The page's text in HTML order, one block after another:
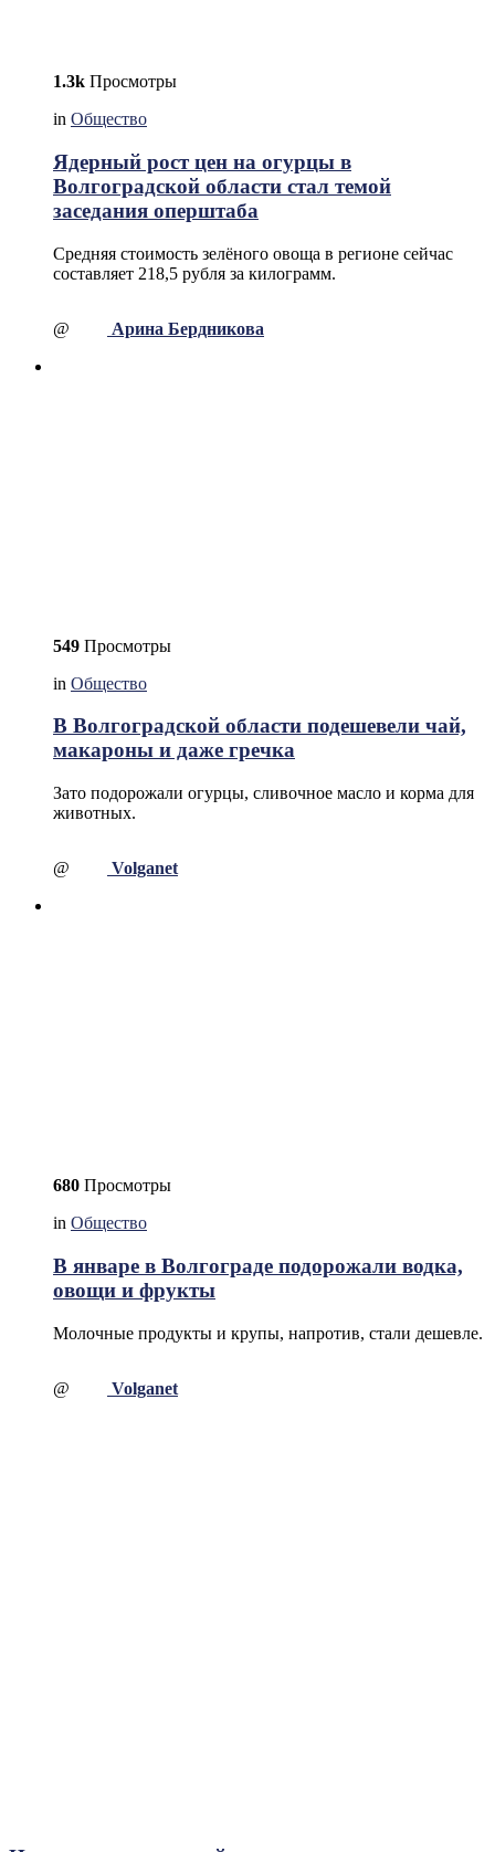
1.3k Просмотры
in Общество
Ядерный рост цен на огурцы в
Волгоградской области стал темой
заседания оперштаба
Средняя стоимость зелёного овоща в регионе сейчас
составляет 218,5 рубля за килограмм.
@ Арина Бердникова
549 Просмотры
in Общество
В Волгоградской области подешевели чай,
макароны и даже гречка
Зато подорожали огурцы, сливочное масло и корма для
животных.
@ Volganet
680 Просмотры
in Общество
В январе в Волгограде подорожали водка,
овощи и фрукты
Молочные продукты и крупы, напротив, стали дешевле.
@ Volganet